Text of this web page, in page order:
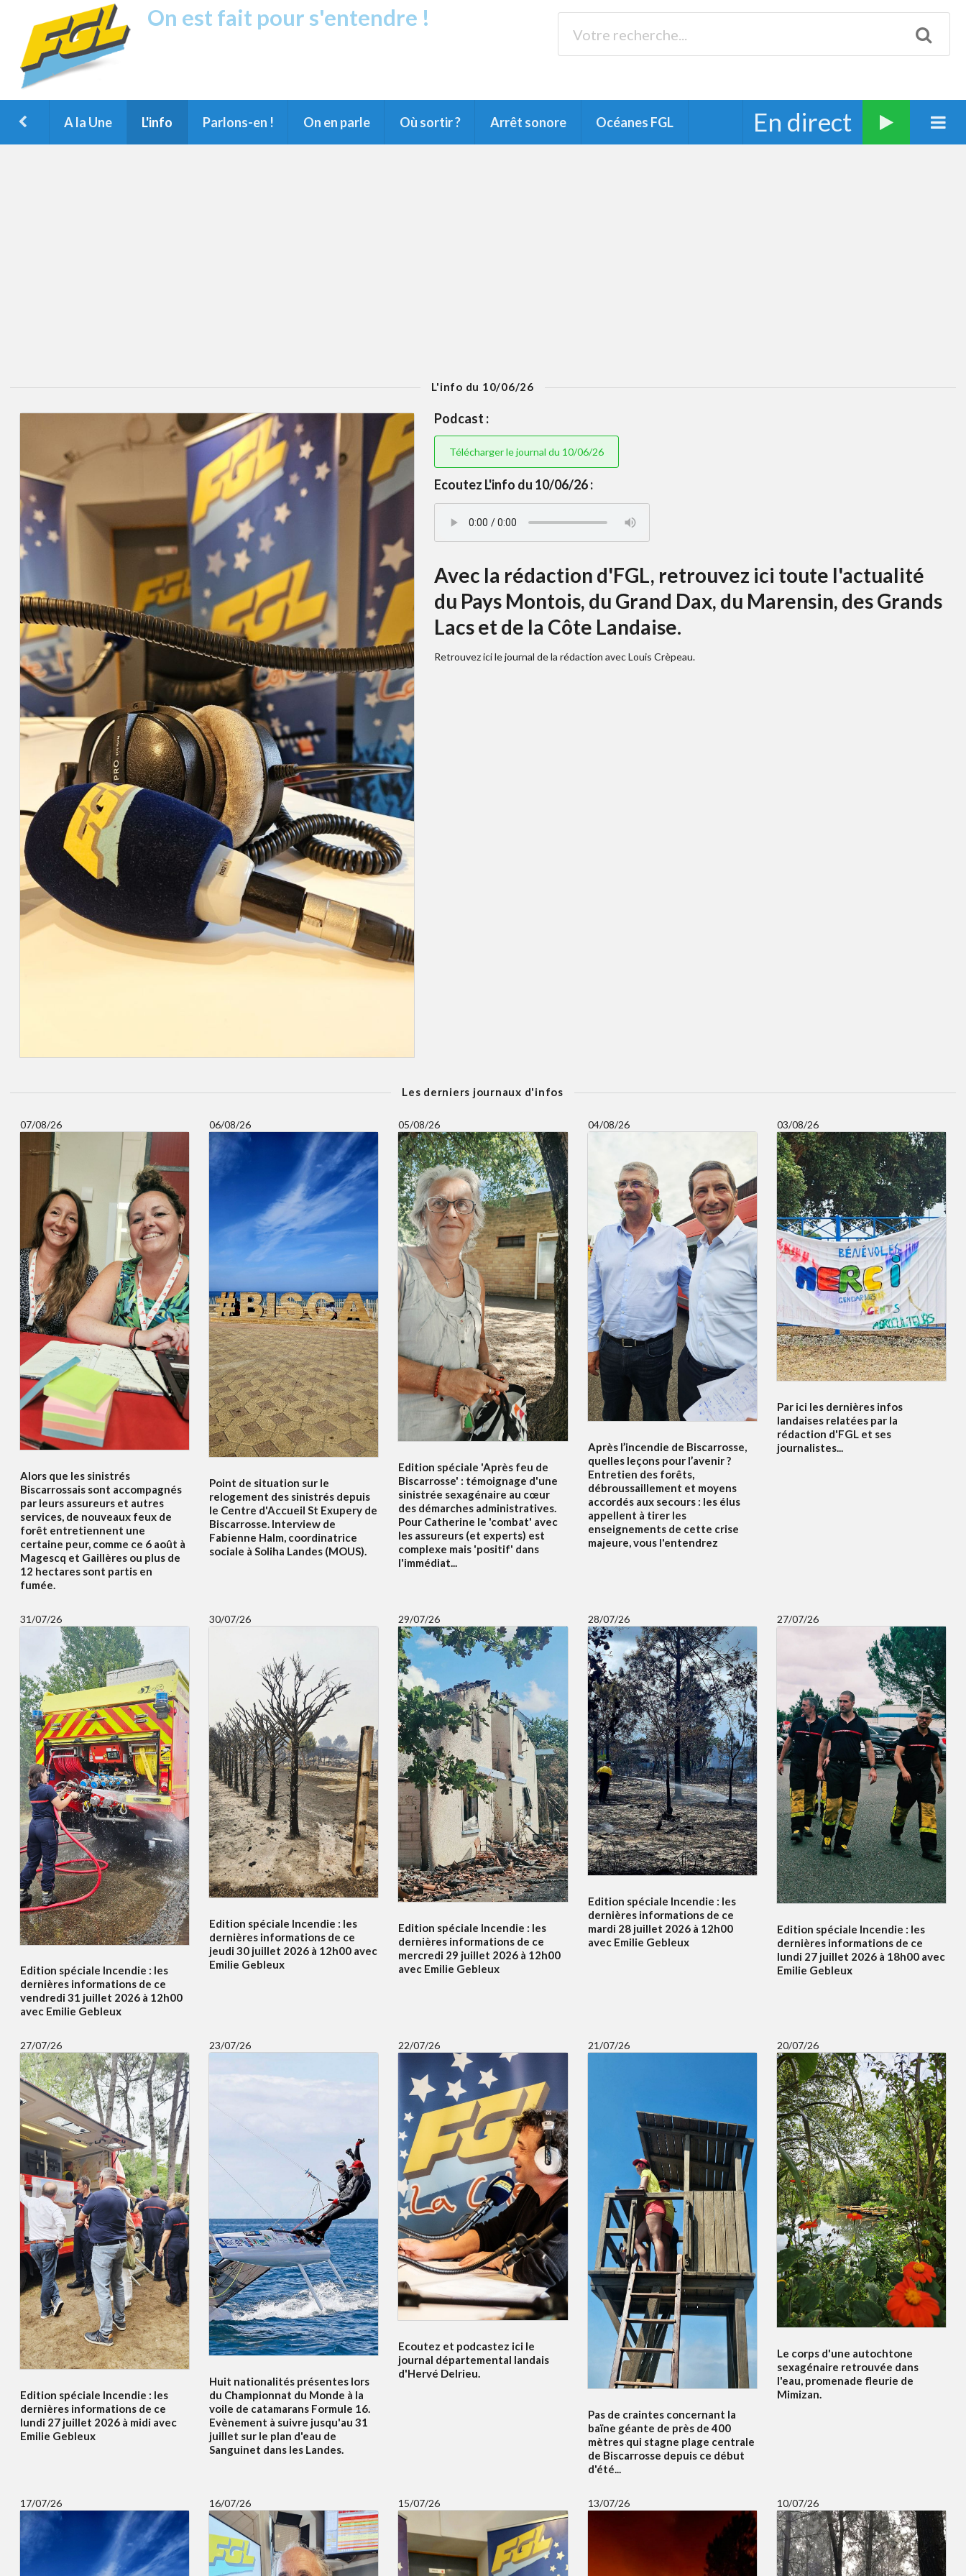
On est fait pour s'entendre !
A la Une L'info Parlons-en ! On en parle Où sortir ? Arrêt sonore Océanes FGL En direct
L'info du 10/06/26
Podcast :
Télécharger le journal du 10/06/26
Ecoutez L'info du 10/06/26 :
Avec la rédaction d'FGL, retrouvez ici toute l'actualité
du Pays Montois, du Grand Dax, du Marensin, des Grands
Lacs et de la Côte Landaise.
Retrouvez ici le journal de la rédaction avec Louis Crèpeau.
Les derniers journaux d'infos
07/08/26
Alors que les sinistrés
Biscarrossais sont accompagnés
par leurs assureurs et autres
services, de nouveaux feux de
forêt entretiennent une
certaine peur, comme ce 6 août à
Magescq et Gaillères ou plus de
12 hectares sont partis en
fumée.
06/08/26
Point de situation sur le
relogement des sinistrés depuis
le Centre d'Accueil St Exupery de
Biscarrosse. Interview de
Fabienne Halm, coordinatrice
sociale à Soliha Landes (MOUS).
05/08/26
Edition spéciale 'Après feu de
Biscarrosse' : témoignage d'une
sinistrée sexagénaire au cœur
des démarches administratives.
Pour Catherine le 'combat' avec
les assureurs (et experts) est
complexe mais 'positif' dans
l'immédiat...
04/08/26
Après l’incendie de Biscarrosse,
quelles leçons pour l’avenir ?
Entretien des forêts,
débroussaillement et moyens
accordés aux secours : les élus
appellent à tirer les
enseignements de cette crise
majeure, vous l'entendrez
03/08/26
Par ici les dernières infos
landaises relatées par la
rédaction d'FGL et ses
journalistes...
31/07/26
Edition spéciale Incendie : les
dernières informations de ce
vendredi 31 juillet 2026 à 12h00
avec Emilie Gebleux
30/07/26
Edition spéciale Incendie : les
dernières informations de ce
jeudi 30 juillet 2026 à 12h00 avec
Emilie Gebleux
29/07/26
Edition spéciale Incendie : les
dernières informations de ce
mercredi 29 juillet 2026 à 12h00
avec Emilie Gebleux
28/07/26
Edition spéciale Incendie : les
dernières informations de ce
mardi 28 juillet 2026 à 12h00
avec Emilie Gebleux
27/07/26
Edition spéciale Incendie : les
dernières informations de ce
lundi 27 juillet 2026 à 18h00 avec
Emilie Gebleux
27/07/26
Edition spéciale Incendie : les
dernières informations de ce
lundi 27 juillet 2026 à midi avec
Emilie Gebleux
23/07/26
Huit nationalités présentes lors
du Championnat du Monde à la
voile de catamarans Formule 16.
Evènement à suivre jusqu'au 31
juillet sur le plan d'eau de
Sanguinet dans les Landes.
22/07/26
Ecoutez et podcastez ici le
journal départemental landais
d'Hervé Delrieu.
21/07/26
Pas de craintes concernant la
baïne géante de près de 400
mètres qui stagne plage centrale
de Biscarrosse depuis ce début
d'été...
20/07/26
Le corps d'une autochtone
sexagénaire retrouvée dans
l'eau, promenade fleurie de
Mimizan.
17/07/26 16/07/26 15/07/26 13/07/26 10/07/26